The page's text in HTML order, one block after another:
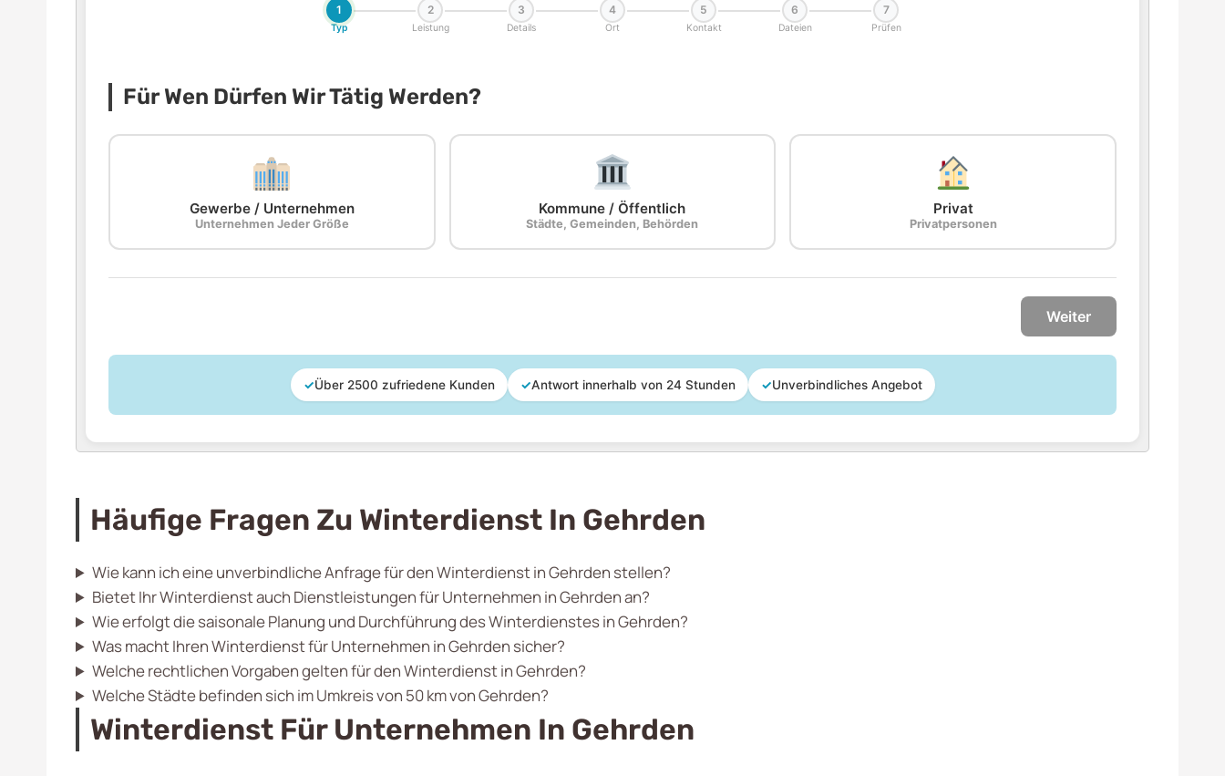
1
Typ
2
Leistung
3
Details
4
Ort
5
Kontakt
6
Dateien
7
Prüfen
Für Wen Dürfen Wir Tätig Werden?
Gewerbe / Unternehmen
Unternehmen Jeder Größe
Kommune / Öffentlich
Städte, Gemeinden, Behörden
Privat
Privatpersonen
Weiter
✓Über 2500 zufriedene Kunden ✓Antwort innerhalb von 24 Stunden ✓Unverbindliches Angebot
Häufige Fragen Zu Winterdienst In Gehrden
Wie kann ich eine unverbindliche Anfrage für den Winterdienst in Gehrden stellen?
Bietet Ihr Winterdienst auch Dienstleistungen für Unternehmen in Gehrden an?
Wie erfolgt die saisonale Planung und Durchführung des Winterdienstes in Gehrden?
Was macht Ihren Winterdienst für Unternehmen in Gehrden sicher?
Welche rechtlichen Vorgaben gelten für den Winterdienst in Gehrden?
Welche Städte befinden sich im Umkreis von 50 km von Gehrden?
Winterdienst Für Unternehmen In Gehrden